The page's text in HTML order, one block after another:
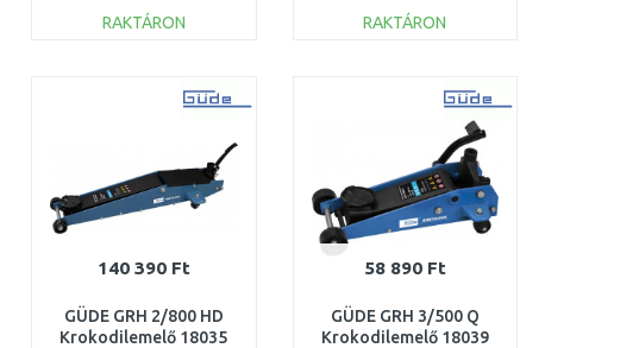
RAKTÁRON
Összehasonlítás
RAKTÁRON
Összehasonlítás
140 390 Ft
GÜDE GRH 2/800 HD
Krokodilemelő 18035
58 890 Ft
GÜDE GRH 3/500 Q
Krokodilemelő 18039